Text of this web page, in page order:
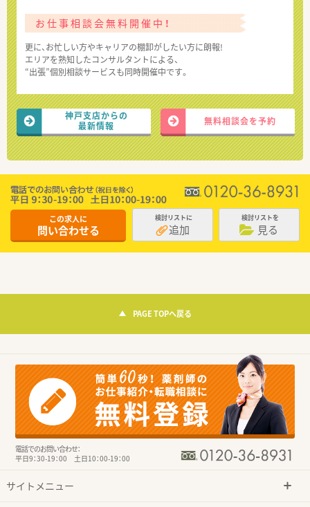
お仕事相談会無料開催中！
更に、お忙しい方やキャリアの棚卸がしたい方に朗報!
エリアを熟知したコンサルタントによる、
“出張”個別相談サービスも同時開催中です。
神戸支店からの
最新情報
無料相談会を予約
この求人に
問い合わせる
検討リストに
追加
検討リストを
見る
PAGE TOPへ戻る
電話でのお問い合わせ：
平日9：30-19：00 土日10：00-19：00
サイトメニュー